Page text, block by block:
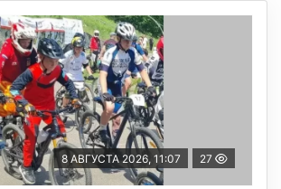
8 АВГУСТА 2026, 11:07 27